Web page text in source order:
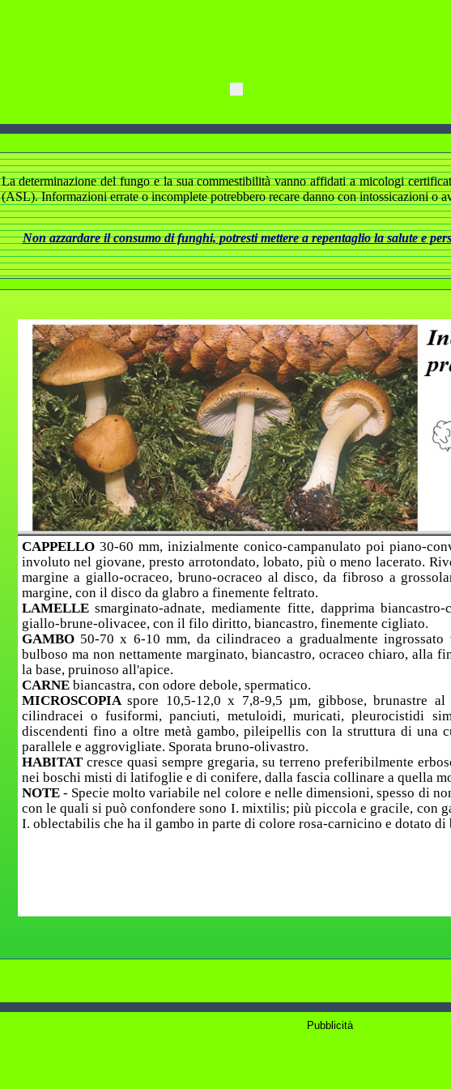
Pubblicità
La determinazione del fungo e la sua commestibilità vanno affidati a micologi
(ASL). Informazioni errate o incomplete potrebbero recare danno con intossicazioni o
Non azzardare il consumo di funghi, potresti mettere a repentaglio la salute e
CAPPELLO 30-60 mm, inizialmente conico-campanulato poi piano-
involuto nel giovane, presto arrotondato, lobato, più o meno lacerato.
margine a giallo-ocraceo, bruno-ocraceo al disco, da fibroso a
margine, con il disco da glabro a finemente feltrato.
LAMELLEsmarginato-adnate, mediamente fitte, dapprima
giallo-brune-olivacee, con il filo diritto, biancastro, finemente cigliato.
GAMBO 50-70 x 6-10 mm, da cilindraceo a gradualmente
bulboso ma non nettamente marginato, biancastro, ocraceo chiaro, alla
la base, pruinoso all'apice.
CARNE biancastra, con odore debole, spermatico.
MICROSCOPIA spore 10,5-12,0 x 7,8-9,5 µm, gibbose, brunastre
cilindracei o fusiformi, panciuti, metuloidi, muricati, pleurocistidi
discendenti fino a oltre metà gambo, pileipellis con la struttura di una
parallele e aggrovigliate. Sporata bruno-olivastro.
HABITAT cresce quasi sempre gregaria, su terreno preferibilmente
nei boschi misti di latifoglie e di conifere, dalla fascia collinare a quella
NOTE - Specie molto variabile nel colore e nelle dimensioni, spesso di
con le quali si può confondere sono I. mixtilis; più piccola e gracile, con
I. oblectabilis che ha il gambo in parte di colore rosa-carnicino e dotato di